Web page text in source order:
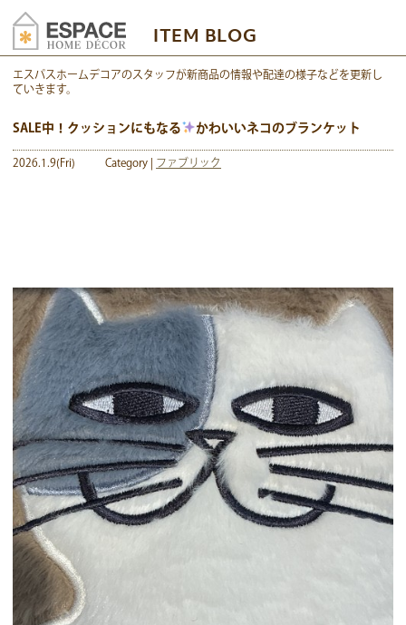
ITEM BLOG
エスパスホームデコアのスタッフが新商品の情報や配達の様子などを更新し
ていきます。
SALE中！クッションにもなる かわいいネコのブランケット
2026.1.9(Fri) Category | ファブリック